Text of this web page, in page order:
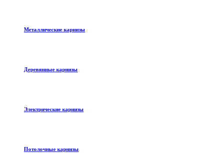
Металлические карнизы
Деревянные карнизы
Электрические карнизы
Потолочные карнизы